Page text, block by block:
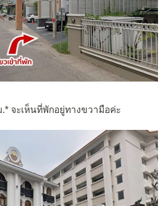
จะเห็นที่พักอยู่ทางขวามือค่ะ